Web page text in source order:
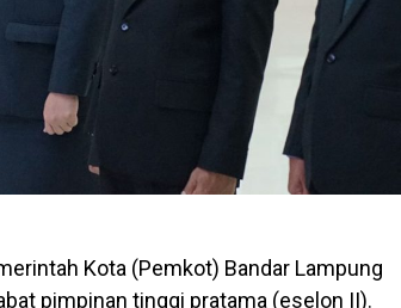
Kota (Pemkot) Bandar Lampung
pimpinan tinggi pratama (eselon II).